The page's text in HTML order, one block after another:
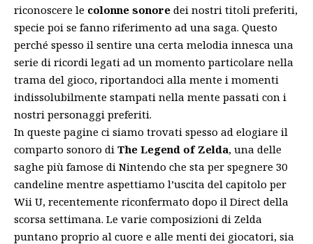
riconoscere le colonne sonore dei nostri titoli preferiti,
specie poi se fanno riferimento ad una saga. Questo
perché spesso il sentire una certa melodia innesca una
serie di ricordi legati ad un momento particolare nella
trama del gioco, riportandoci alla mente i momenti
indissolubilmente stampati nella mente passati con i
nostri personaggi preferiti.
In queste pagine ci siamo trovati spesso ad elogiare il
comparto sonoro di The Legend of Zelda, una delle
saghe più famose di Nintendo che sta per spegnere 30
candeline mentre aspettiamo l’uscita del capitolo per
Wii U, recentemente riconfermato dopo il Direct della
scorsa settimana. Le varie composizioni di Zelda
puntano proprio al cuore e alle menti dei giocatori, sia